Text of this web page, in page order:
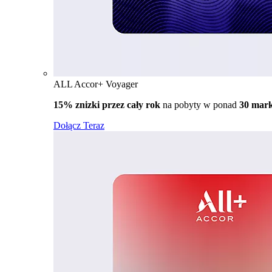
ALL Accor+ Voyager
15% znizki przez cały rok na pobyty w ponad 30
Dołącz Teraz